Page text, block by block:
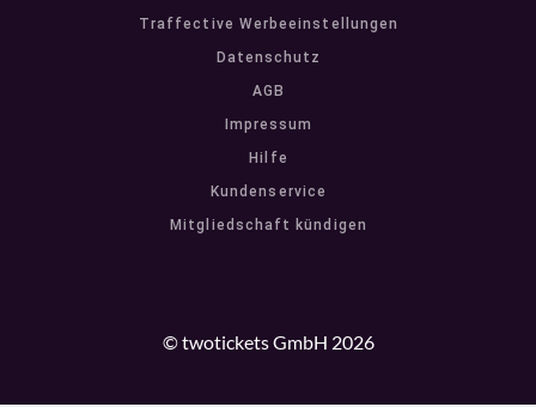
Traffective Werbeeinstellungen
Datenschutz
AGB
Impressum
Hilfe
Kundenservice
Mitgliedschaft kündigen
© twotickets GmbH 2026